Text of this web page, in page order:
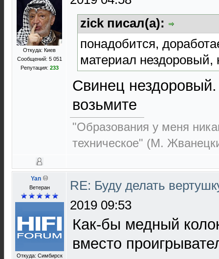
Откуда: Киев
Сообщений: 5 051
Репутация: 233
zick писал(а):
понадобится,
материал нездоровый,
Свинец
возьмите
"Образования у меня
техническое" (М.
Yan
Ветеран
Откуда: Симбирск
RE: Буду делать
2019 09:53
Как-бы медный
вместо